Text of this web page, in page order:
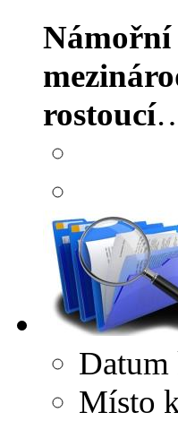
Námořní
rostoucí
Datum
Místo